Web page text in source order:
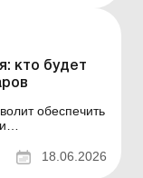
кто будет
обеспечить
устанавливает
по теме:
18.06.2026